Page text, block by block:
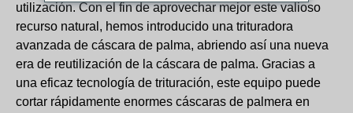
utilización. Con el fin de aprovechar mejor este valioso
recurso natural, hemos introducido una trituradora
avanzada de cáscara de palma, abriendo así una nueva
era de reutilización de la cáscara de palma. Gracias a
una eficaz tecnología de trituración, este equipo puede
cortar rápidamente enormes cáscaras de palmera en